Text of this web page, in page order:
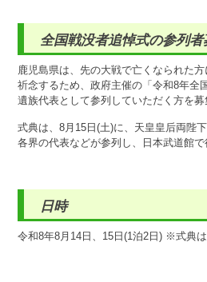
全国戦没者追悼式の参列
鹿児島県は、先の大戦で亡くなられた
祈念するため、政府主催の「令和8年全
遺族代表として参列していただく方を募
式典は、8月15日(土)に、天皇皇后両陛
各界の代表などが参列し、日本武道館で
日時
令和8年8月14日、15日(1泊2日) ※式典